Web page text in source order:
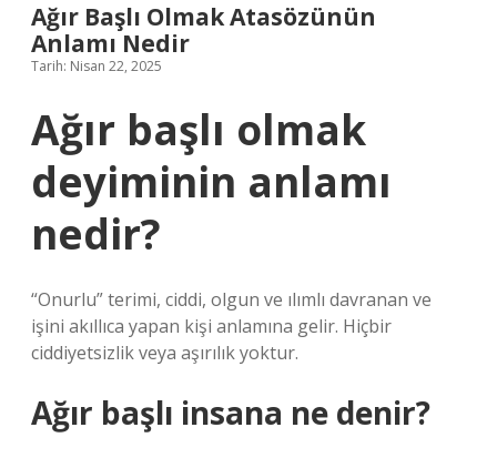
Ağır Başlı Olmak Atasözünün
Anlamı Nedir
Tarih: Nisan 22, 2025
Ağır başlı olmak
deyiminin anlamı
nedir?
“Onurlu” terimi, ciddi, olgun ve ılımlı davranan ve
işini akıllıca yapan kişi anlamına gelir. Hiçbir
ciddiyetsizlik veya aşırılık yoktur.
Ağır başlı insana ne denir?